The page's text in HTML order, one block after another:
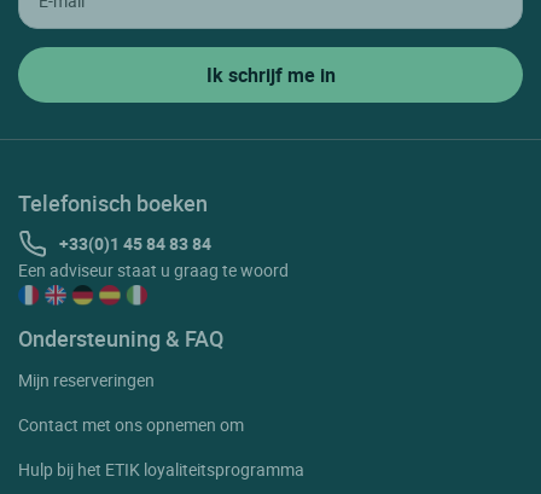
Telefonisch boeken
+33(0)1 45 84 83 84
Een adviseur staat u graag te woord
Ondersteuning & FAQ
Mijn reserveringen
Contact met ons opnemen om
Hulp bij het ETIK loyaliteitsprogramma